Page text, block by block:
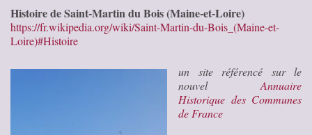
Histoire de Saint-Martin du Bois (Maine-et-Loire)
https://fr.wikipedia.org/wiki/Saint-Martin-du-Bois_(Maine-et-
Loire)#Histoire
un site référencé sur le
nouvel Annuaire
Historique des Communes
de France